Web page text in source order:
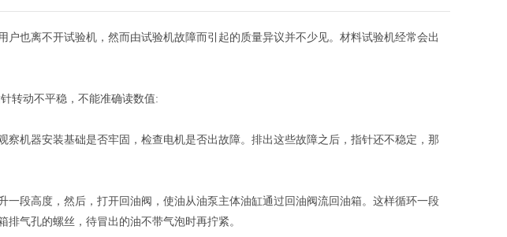
户也离不开试验机，然而由试验机故障而引起的质量异议并不少见。材料试验机经常会出
转动不平稳，不能准确读数值:
察机器安装基础是否牢固，检查电机是否出故障。排出这些故障之后，指针还不稳定，那
一段高度，然后，打开回油阀，使油从油泵主体油缸通过回油阀流回油箱。这样循环一段
气孔的螺丝，待冒出的油不带气泡时再拧紧。